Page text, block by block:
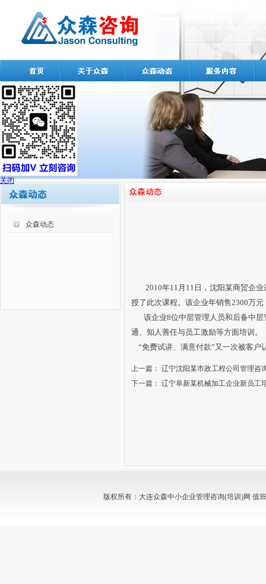
众森动态
2010年11月 11日 ，沈阳某商贸企
授了此次课程。该企业年销售2300万
该企业8位中层管理人员和后备中层
通、知人善任与员工激励等方面培训。
“免费试讲、满意付款”又一次被客户
上一篇： 辽宁沈阳某市政工程公司管理咨
下一篇： 辽宁阜新某机械加工企业新员工
版权所有：大连众森中小企业管理咨询(培训)网 值
关闭